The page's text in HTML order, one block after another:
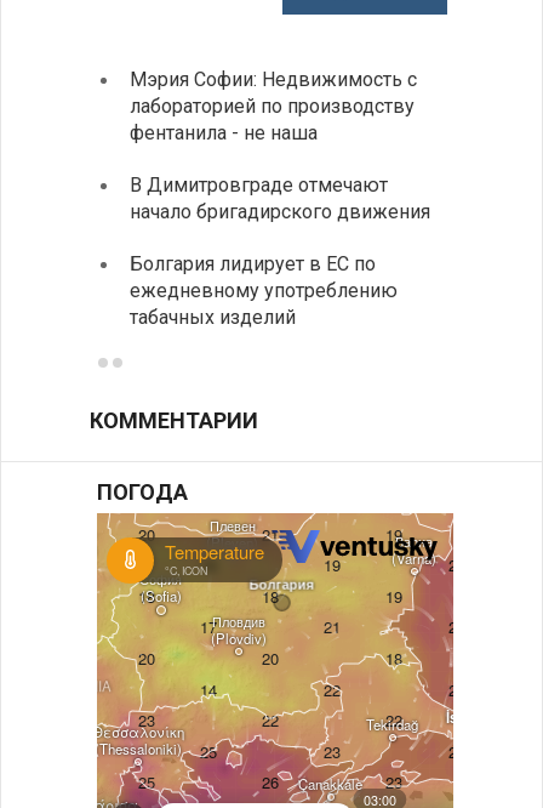
Мэрия Софии: Недвижимость с
лабораторией по производству
фентанила - не наша
В Димитровграде отмечают
начало бригадирского движения
Болгария лидирует в ЕС по
ежедневному употреблению
табачных изделий
КОММЕНТАРИИ
ПОГОДА